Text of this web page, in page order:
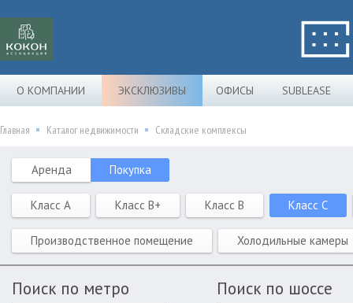
О КОМПАНИИ ЭКСКЛЮЗИВЫ ОФИСЫ SUBLEASE
Главная Каталог недвижимости Складские комплексы
Аренда Покупка
Класс A Класс B+ Класс B Класс C
Производственное помещение Холодильные камеры
Поиск по метро Поиск по шоссе